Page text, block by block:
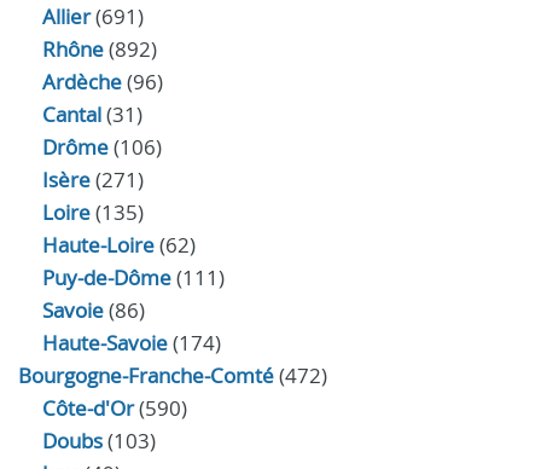
Allier(691)
Rhône(892)
Ardèche(96)
Cantal(31)
Drôme(106)
Isère(271)
Loire(135)
Haute-Loire(62)
Puy-de-Dôme(111)
Savoie(86)
Haute-Savoie(174)
Bourgogne-Franche-Comté(472)
Côte-d'Or(590)
Doubs(103)